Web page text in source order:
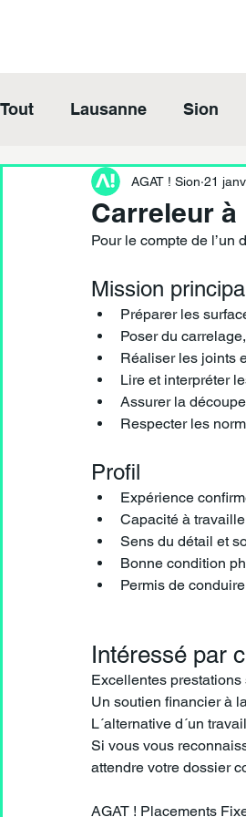
Tout Lausanne Sion
Carreleur à
AGAT ! Sion 21 janv.
Pour le compte de l’un
Mission
Préparer les
Poser du
Réaliser les joints
Lire et interpréter
Assurer la
Respecter les
Profil
Expérience
Capacité à
Sens du détail et
Bonne condition
Permis de
Intéressé par
Excellentes
Un soutien financier à
L´alternative d´un
Si vous vous
attendre votre dossier
AGAT ! Placements